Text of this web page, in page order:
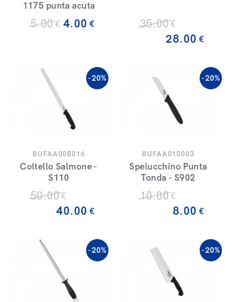
1175 punta acuta
5.00€ 4.00 € 35.00€
28.00 €
BUFAA008016
Coltello Salmone -
S110
50.00€
40.00 €
-20%
BUFAA010003
Spelucchino Punta
Tonda - S902
10.00€
8.00 €
-20%
-20% -20%